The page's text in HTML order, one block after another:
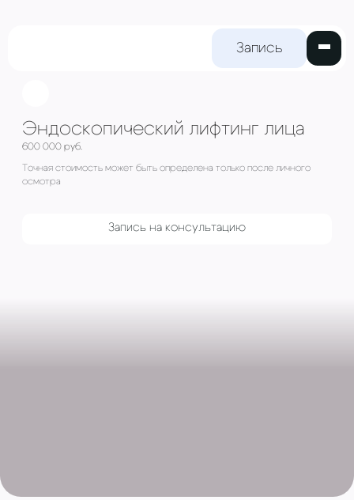
прием
Эндоскопический
Точная стоимость может быть определена только